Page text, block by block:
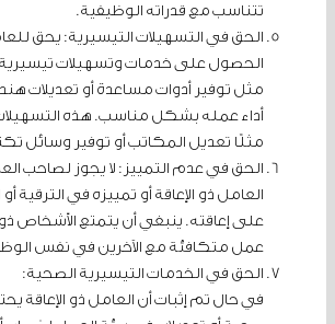
تتناسب مع قدراته الوظيفية.
الحق في التسهيلات التيسيرية: يحق
الحصول على خدمات وتسهيلات تيسيرية
مثل توفير أدوات مساعدة أو تعديلات
أداء عمله بشكل مناسب. هذه
مثلًا تعديل المكاتب أو توفير وسائل
الحق في عدم التمييز: لا يجوز لصاحب
العامل ذو الإعاقة أو تمييزه في الترقية
على إعاقته. ينبغي أن يتمتع الأشخاص
عمل متكافئة مع الآخرين في نفس
الحق في الخدمات التيسيرية الصحية:
في حال تم إثبات أن العامل ذو الإعاقة